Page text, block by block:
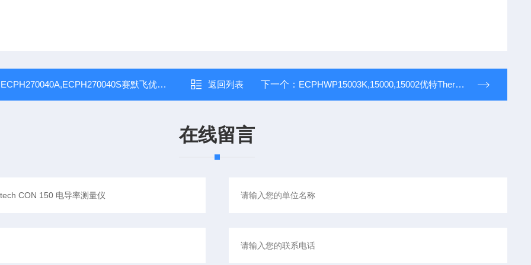
ECPH270040A,ECPH270040S赛默飞优特Thermo Eutech™ pH 2700 pH 值测量仪 返回列表 下一个： ECPHWP15003K,15000,15002优特Thermo Eutech pH 150 测量仪套件
在线留言